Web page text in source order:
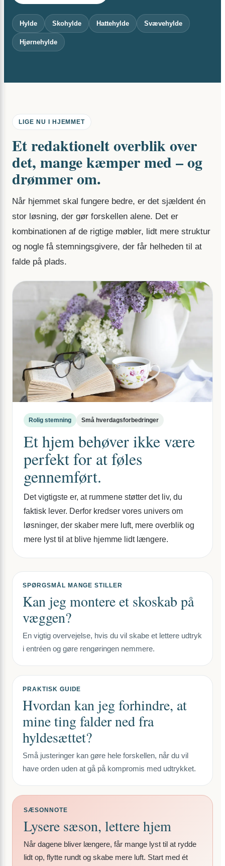
Hylde Skohylde Hattehylde Svævehylde
Hjørnehylde
LIGE NU I HJEMMET
Et redaktionelt overblik over
det, mange kæmper med – og
drømmer om.
Når hjemmet skal fungere bedre, er det sjældent én
stor løsning, der gør forskellen alene. Det er
kombinationen af de rigtige møbler, lidt mere struktur
og nogle få stemningsgivere, der får helheden til at
falde på plads.
Rolig stemning Små hverdagsforbedringer
Et hjem behøver ikke være
perfekt for at føles
gennemført.
Det vigtigste er, at rummene støtter det liv, du
faktisk lever. Derfor kredser vores univers om
løsninger, der skaber mere luft, mere overblik og
mere lyst til at blive hjemme lidt længere.
SPØRGSMÅL MANGE STILLER
Kan jeg montere et skoskab på
væggen?
En vigtig overvejelse, hvis du vil skabe et lettere udtryk
i entréen og gøre rengøringen nemmere.
PRAKTISK GUIDE
Hvordan kan jeg forhindre, at
mine ting falder ned fra
hyldesættet?
Små justeringer kan gøre hele forskellen, når du vil
have orden uden at gå på kompromis med udtrykket.
SÆSONNOTE
Lysere sæson, lettere hjem
Når dagene bliver længere, får mange lyst til at rydde
lidt op, flytte rundt og skabe mere luft. Start med ét